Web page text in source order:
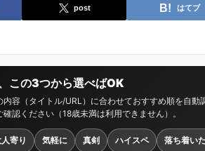
post はてブ
この3つから選べばOK
内容（タイトル/URL）に合わせておすすめ順を自
認ください（18歳未満は利用できません）。
寄り 気軽に 真剣 ハイスペ 落ち着い